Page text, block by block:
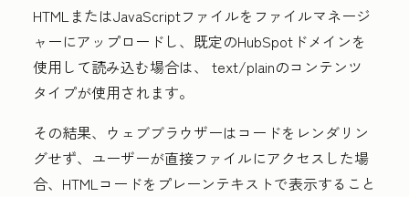
HTMLまたはJavaScriptファイルをファイルマネージ
ャーにアップロードし、既定のHubSpotドメインを
使用して読み込む場合は、 text/plainのコンテンツ
タイプが使用されます。
その結果、ウェブブラウザーはコードをレンダリン
グせず、ユーザーが直接ファイルにアクセスした場
合、HTMLコードをプレーンテキストで表示すること